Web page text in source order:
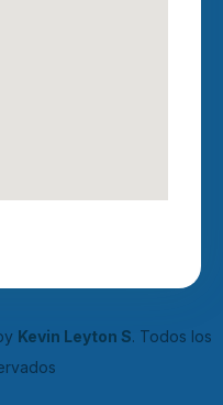
Kevin Leyton S. Todos los